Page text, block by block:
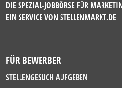
DIE SPEZIAL-JOBBÖRSE FÜR
EIN SERVICE VON STELLENMARKT.DE
FÜR BEWERBER
STELLENGESUCH AUFGEBEN